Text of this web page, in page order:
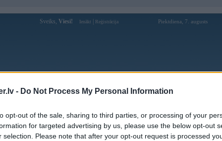
- Do Not Process My Personal Information
opt-out of the sale, sharing to third parties, or processing of your
for targeted advertising by us, please use the below opt-out
selection. Please note that after your opt-out request is processed
Sveiks, Viesi! Ienākt Reģistrācija Piektdiena, 7. augusts
Forums Galerijas Reģistrācija Lietotāji
Lietotāja maicins profils
Pēdējo reizi manīts: 14. Feb 2022, 17:57